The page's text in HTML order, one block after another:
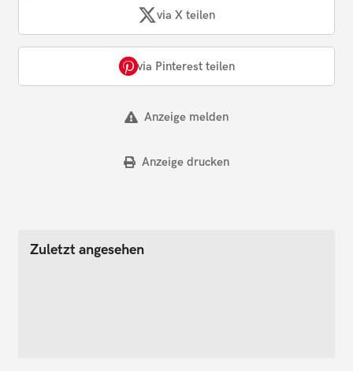
via X teilen
via Pinterest teilen
Anzeige melden
Anzeige drucken
Zuletzt angesehen